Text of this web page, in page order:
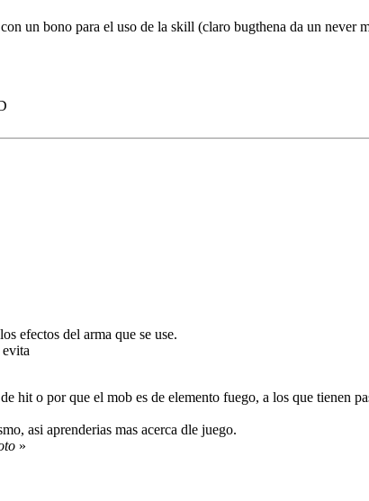
un bono para el uso de la skill (claro bugthena da un never
efectos del arma que se use.
hit o por que el mob es de elemento fuego, a los que tienen
asi aprenderias mas acerca dle juego.
»